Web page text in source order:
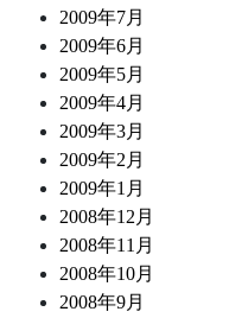
2009年7月
2009年6月
2009年5月
2009年4月
2009年3月
2009年2月
2009年1月
2008年12月
2008年11月
2008年10月
2008年9月